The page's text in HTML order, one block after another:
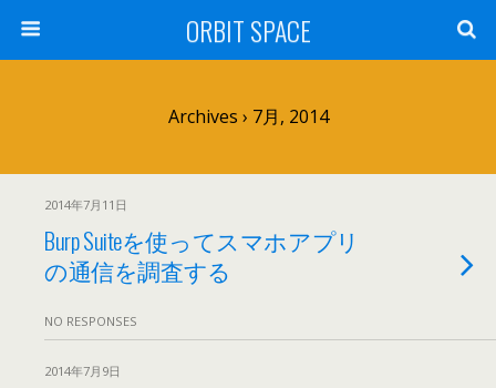
ORBIT SPACE
Archives › 7月, 2014
2014年7月11日
Burp Suiteを使ってスマホアプリ
の通信を調査する
NO RESPONSES
2014年7月9日